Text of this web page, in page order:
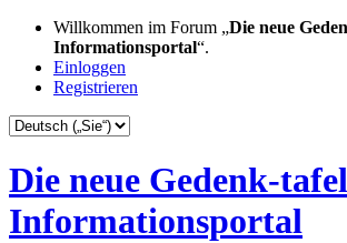
Willkommen im Forum „Die neue
Informationsportal“.
Einloggen
Registrieren
Die neue Gedenk-
Informationsportal